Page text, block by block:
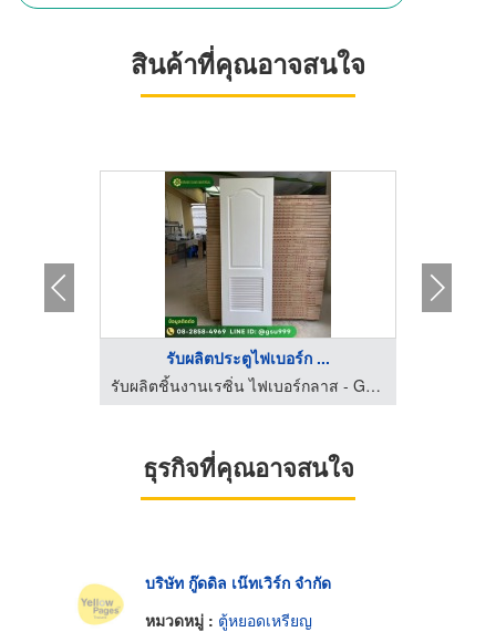
สินค้าที่คุณอาจสนใจ
รับผลิตประตูไฟเบอร์ก ...
รับผลิตชิ้นงานเรซิ่น ไฟเบอร์กลาส - GRAND SIAM UNIVERSAL
ธุรกิจที่คุณอาจสนใจ
บริษัท กู๊ดดิล เน๊ทเวิร์ก จำกัด
หมวดหมู่ : ตู้หยอดเหรียญ